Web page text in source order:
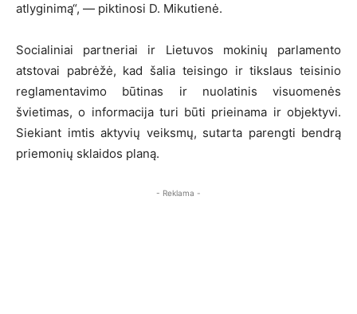
atlyginimą“, — piktinosi D. Mikutienė.
Socialiniai partneriai ir Lietuvos mokinių parlamento
atstovai pabrėžė, kad šalia teisingo ir tikslaus teisinio
reglamentavimo būtinas ir nuolatinis visuomenės
švietimas, o informacija turi būti prieinama ir objektyvi.
Siekiant imtis aktyvių veiksmų, sutarta parengti bendrą
priemonių sklaidos planą.
- Reklama -